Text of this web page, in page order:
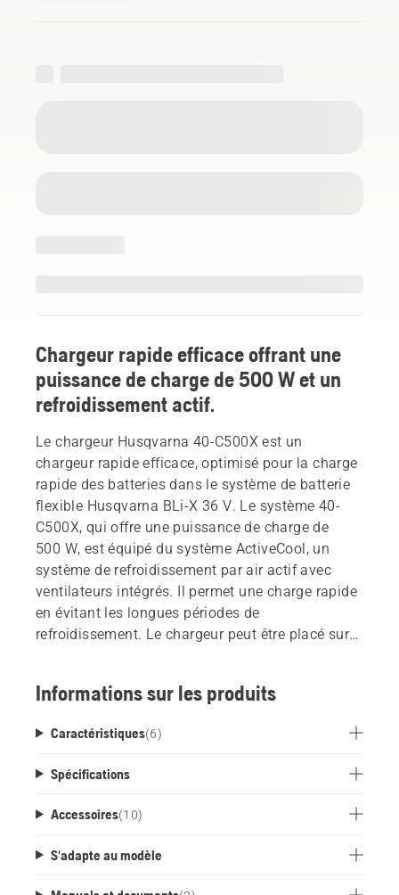
Chargeur rapide efficace offrant une
puissance de charge de 500 W et un
refroidissement actif.
Le chargeur Husqvarna 40-C500X est un
chargeur rapide efficace, optimisé pour la charge
rapide des batteries dans le système de batterie
flexible Husqvarna BLi-X 36 V. Le système 40-
C500X, qui offre une puissance de charge de
500 W, est équipé du système ActiveCool, un
système de refroidissement par air actif avec
ventilateurs intégrés. Il permet une charge rapide
en évitant les longues périodes de
refroidissement. Le chargeur peut être placé sur
disponible en tant qu'accessoire.
Informations sur les produits
Caractéristiques(6)
Spécifications
Accessoires(10)
S'adapte au modèle